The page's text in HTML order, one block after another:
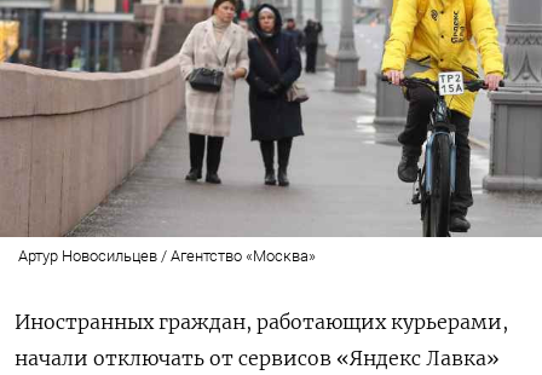
Артур Новосильцев / Агентство «Москва»
Иностранных граждан, работающих курьерами,
начали отключать от сервисов «Яндекс Лавка»